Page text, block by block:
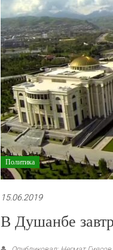
Политика
15.06.2019
В Душанбе